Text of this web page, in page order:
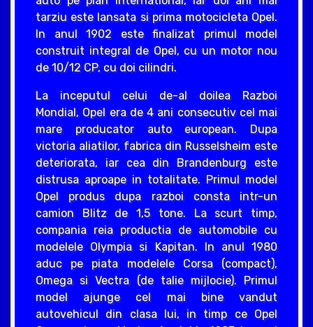
tarziu este lansata si prima motocicleta Opel.
In anul 1902 este finalizat primul model
construit integral de Opel, cu un motor nou
de 10/12 CP, cu doi cilindri.
La inceputul celui de-al doilea Razboi
Mondial, Opel era de 4 ani consecutiv cel mai
mare producator auto european. Dupa
victoria aliatilor, fabrica din Russelsheim este
deteriorata, iar cea din Brandenburg este
distrusa aproape in totalitate. Primul model
Opel produs dupa razboi consta intr-un
camion Blitz de 1,5 tone. La scurt timp,
compania reia productia de automobile cu
modelele Olympia si Kapitan. In anul 1980
aduc pe piata modelele Corsa (compact),
Omega si Vectra (de talie mijlocie). Primul
model ajunge cel mai bine vandut
autovehicul din clasa lui, in timp ce Opel